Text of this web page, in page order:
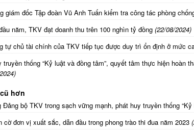
giám đốc Tập đoàn Vũ Anh Tuấn kiểm tra công tác phòng
năm, TKV đạt doanh thu trên 100 nghìn tỷ đồng (22/08/2024)
tự chủ tài chính của TKV tiếp tục được duy trì ổn định ở mức
truyền thống “Kỷ luật và đồng tâm”, quyết tâm thực hiện hoàn
hơn
Đảng bộ TKV trong sạch vững mạnh, phát huy truyền thống “Kỷ
cờ đơn vị xuất sắc, dẫn đầu trong phong trào thi đua năm 2023